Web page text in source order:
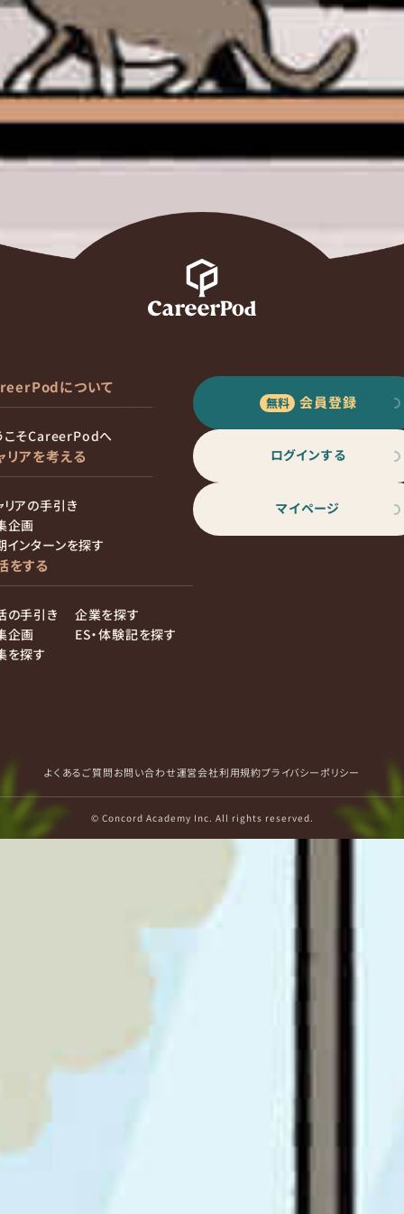
について
こそCareerPodへ
リアを考える
リアの手引き
企画
インターンを探す
をする
の手引き
企画
を探す
企業を探す
ES・体験記を探す
会員登録
ログインする
マイページ
よくあるご質問お問い合わせ運営会社利用規約プライバシーポリシー
© Concord Academy Inc. All rights reserved.